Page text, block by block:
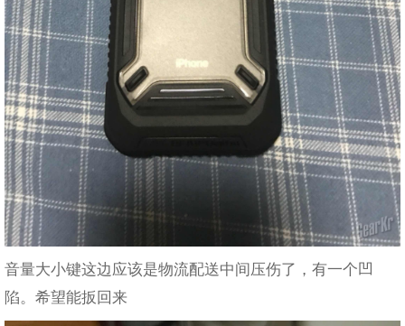
音量大小键这边应该是物流配送中间压伤了，有一个凹
陷。希望能扳回来